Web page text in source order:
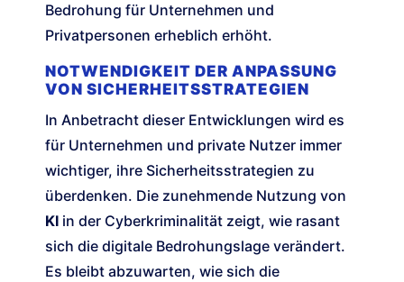
Bedrohung für Unternehmen und
Privatpersonen erheblich erhöht.
NOTWENDIGKEIT DER ANPASSUNG
VON SICHERHEITSSTRATEGIEN
In Anbetracht dieser Entwicklungen wird es
für Unternehmen und private Nutzer immer
wichtiger, ihre Sicherheitsstrategien zu
überdenken. Die zunehmende Nutzung von
KI in der Cyberkriminalität zeigt, wie rasant
sich die digitale Bedrohungslage verändert.
Es bleibt abzuwarten, wie sich die